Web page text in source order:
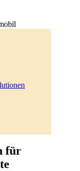
für